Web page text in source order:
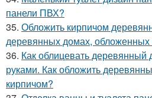
панели ПВХ?
35. Обложить кирпичом
деревянных домах, обложенных
36. Как облицевать
руками. Как обложить
кирпичом?